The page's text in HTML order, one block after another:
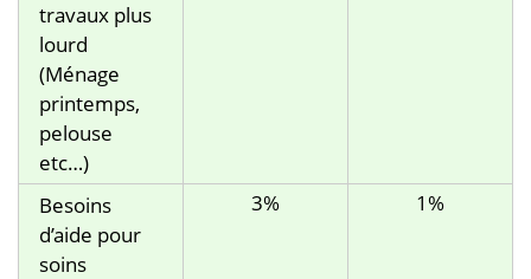
travaux plus
lourd
(Ménage
printemps,
pelouse
etc…)
Besoins
d’aide pour
soins
3% 1%